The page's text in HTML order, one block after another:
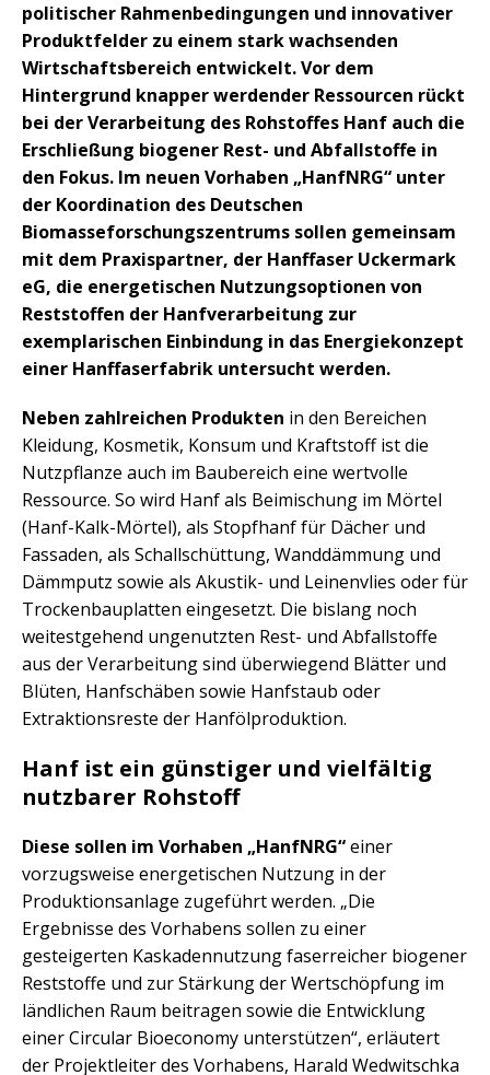
politischer Rahmenbedingungen und innovativer
Produktfelder zu einem stark wachsenden
Wirtschaftsbereich entwickelt. Vor dem
Hintergrund knapper werdender Ressourcen rückt
bei der Verarbeitung des Rohstoffes Hanf auch die
Erschließung biogener Rest- und Abfallstoffe in
den Fokus. Im neuen Vorhaben „HanfNRG“ unter
der Koordination des Deutschen
Biomasseforschungszentrums sollen gemeinsam
mit dem Praxispartner, der Hanffaser Uckermark
eG, die energetischen Nutzungsoptionen von
Reststoffen der Hanfverarbeitung zur
exemplarischen Einbindung in das Energiekonzept
einer Hanffaserfabrik untersucht werden.
Neben zahlreichen Produkten in den Bereichen
Kleidung, Kosmetik, Konsum und Kraftstoff ist die
Nutzpflanze auch im Baubereich eine wertvolle
Ressource. So wird Hanf als Beimischung im Mörtel
(Hanf-Kalk-Mörtel), als Stopfhanf für Dächer und
Fassaden, als Schallschüttung, Wanddämmung und
Dämmputz sowie als Akustik- und Leinenvlies oder für
Trockenbauplatten eingesetzt. Die bislang noch
weitestgehend ungenutzten Rest- und Abfallstoffe
aus der Verarbeitung sind überwiegend Blätter und
Blüten, Hanfschäben sowie Hanfstaub oder
Extraktionsreste der Hanfölproduktion.
Hanf ist ein günstiger und vielfältig
nutzbarer Rohstoff
Diese sollen im Vorhaben „HanfNRG“einer
vorzugsweise energetischen Nutzung in der
Produktionsanlage zugeführt werden. „Die
Ergebnisse des Vorhabens sollen zu einer
gesteigerten Kaskadennutzung faserreicher biogener
Reststoffe und zur Stärkung der Wertschöpfung im
ländlichen Raum beitragen sowie die Entwicklung
einer Circular Bioeconomy unterstützen“, erläutert
der Projektleiter des Vorhabens, Harald Wedwitschka